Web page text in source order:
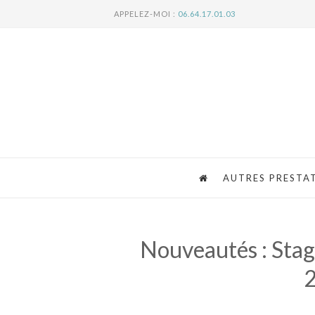
APPELEZ-MOI : 06.64.17.01.03
AUTRES
Nouveautés :